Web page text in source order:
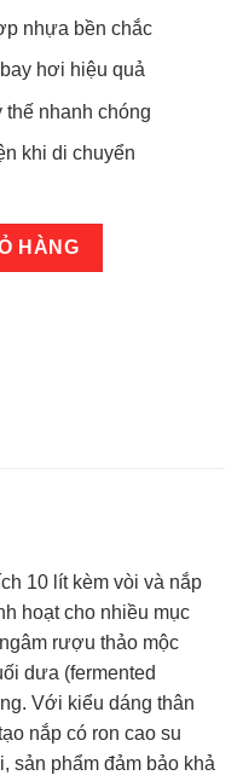
nhựa bền chắc
hơi hiệu quả
nhanh chóng
khi di chuyển
ngâm rượu sâm số lượng
HÀNG
10 lít kèm vòi và nắp
hoạt cho nhiều mục
rượu thảo mộc
dưa (fermented
Với kiểu dáng thân
nắp có ron cao su
sản phẩm đảm bảo khả